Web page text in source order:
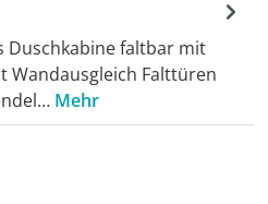
Duschkabine faltbar mit
Wandausgleich Falttüren
Mehr